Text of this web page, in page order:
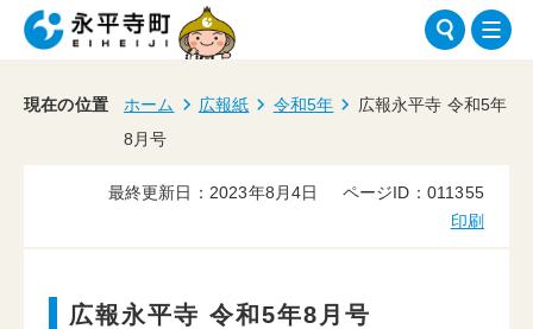
現在の位置 ホーム 広報紙 令和5年
広報永平寺 令和5年
8月号
最終更新日：2023年8月4日
ページID：011355
印刷
広報永平寺 令和5年8月号